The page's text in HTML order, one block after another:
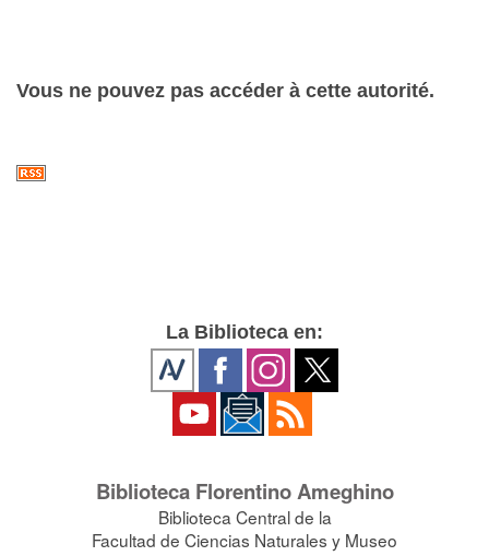
Vous ne pouvez pas accéder à cette autorité.
La Biblioteca en:
Biblioteca Florentino Ameghino
Biblioteca Central de la
Facultad de Ciencias Naturales y Museo